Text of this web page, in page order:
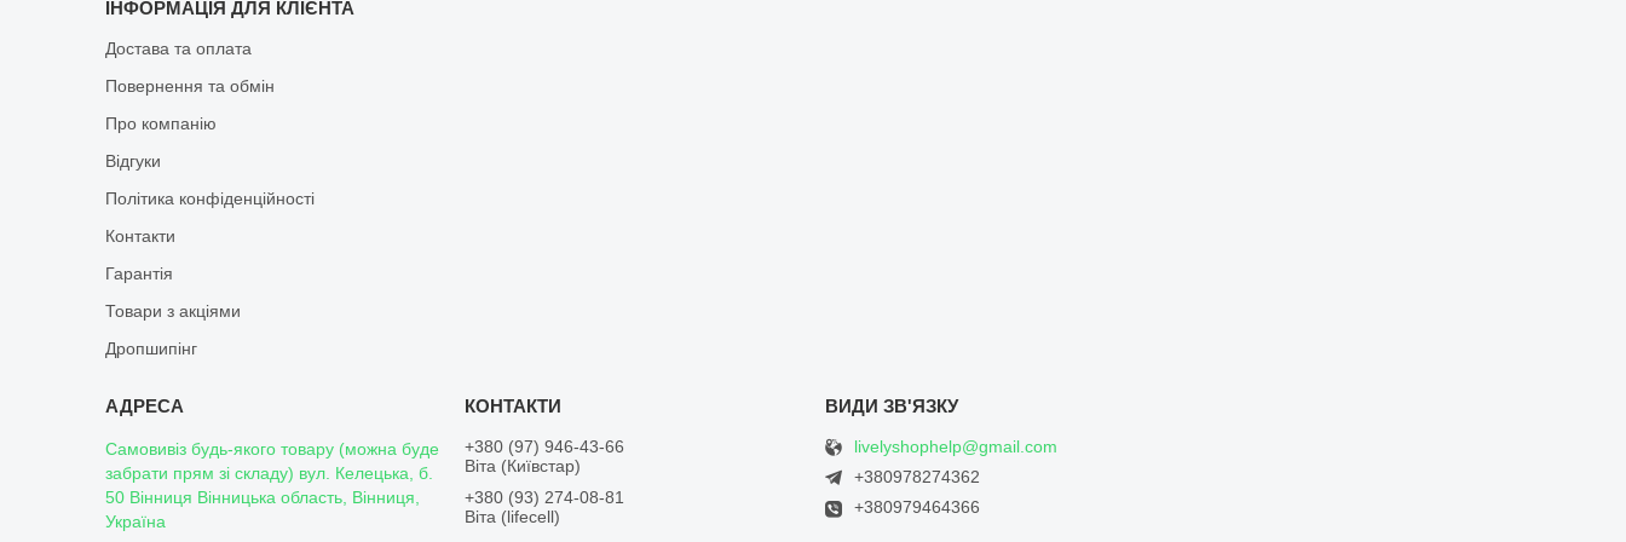
ІНФОРМАЦІЯ ДЛЯ КЛІЄНТА
Достава та оплата
Повернення та обмін
Про компанію
Відгуки
Політика конфіденційності
Контакти
Гарантія
Товари з акціями
Дропшипінг
Самовивіз будь-якого товару (можна буде
забрати прям зі складу) вул. Келецька, б.
50 Вінниця Вінницька область, Вінниця,
Україна
+380 (97) 946-43-66
Віта (Київстар)
+380 (93) 274-08-81
Віта (lifecell)
livelyshophelp@gmail.com
+380978274362
+380979464366